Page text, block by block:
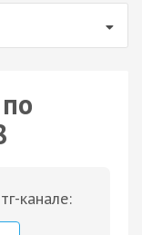
канале: